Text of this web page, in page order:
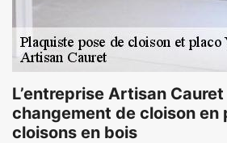
L’entreprise Artisan
changement de cloison en
cloisons en bois